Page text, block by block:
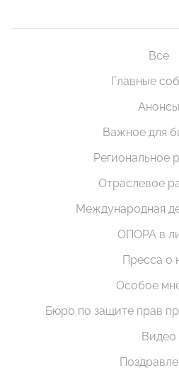
Все
Главные
Анонсы
Важное для
Региональное
Отраслевое
Международная
ОПОРА в
Пресса о
Особое
Бюро по защите прав
Видео